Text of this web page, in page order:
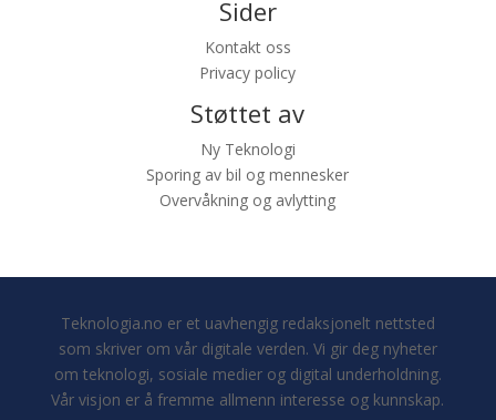
Sider
Kontakt oss
Privacy policy
Støttet av
Ny Teknologi
Sporing av bil og mennesker
Overvåkning og avlytting
Teknologia.no er et uavhengig redaksjonelt nettsted
som skriver om vår digitale verden. Vi gir deg nyheter
om teknologi, sosiale medier og digital underholdning.
Vår visjon er å fremme allmenn interesse og kunnskap.